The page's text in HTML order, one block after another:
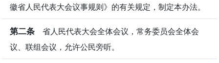
徽省人民代表大会议事规则》的有关规定，制定本办法。
第二条 省人民代表大会全体会议，常务委员会全体会
议、联组会议，允许公民旁听。